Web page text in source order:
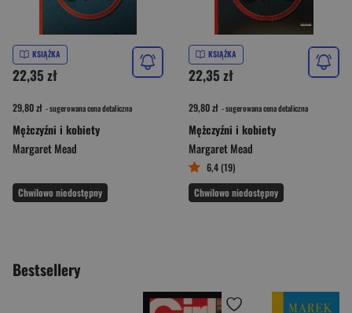
KSIĄŻKA
22,35 zł
29,80 zł - sugerowana cena detaliczna
Mężczyźni i kobiety
Margaret Mead
Chwilowo niedostępny
KSIĄŻKA
22,35 zł
29,80 zł - sugerowana cena detaliczna
Mężczyźni i kobiety
Margaret Mead
6,4 (19)
Chwilowo niedostępny
Bestsellery